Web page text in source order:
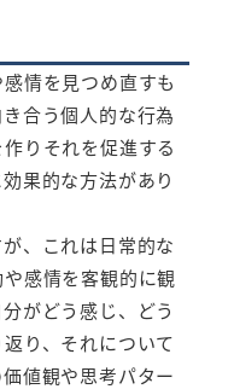
情を見つめ直すも
合う個人的な行為
りそれを促進する
果的な方法があり
、これは日常的な
感情を客観的に観
がどう感じ、どう
り、それについて
値観や思考パター